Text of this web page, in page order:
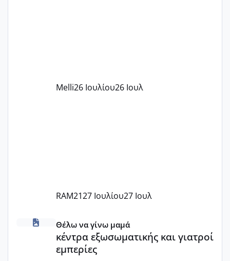
Εγώ πήγα σε έναν ιδιωτικό παιδικό στ
Melli26 Ιουλίου26 Ιουλ
RAM2127 Ιουλίου27 Ιουλ
κέντρα εξωσωματικής και γιατροί εμπερίες
Θέλω να γίνω μαμά
κέντρα εξωσωματικής και γιατροί
εμπερίες